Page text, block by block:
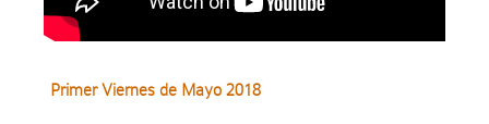
Primer Viernes de Mayo 2018